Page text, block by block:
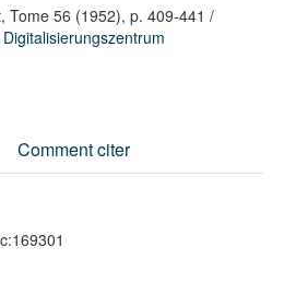
Tome 56 (1952), p. 409-441 /
Comment citer